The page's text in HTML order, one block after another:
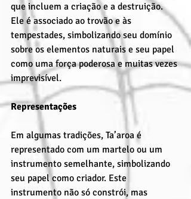
que incluem a criação e a destruição.
Ele é associado ao trovão e às
tempestades, simbolizando seu domínio
sobre os elementos naturais e seu papel
como uma força poderosa e muitas vezes
imprevisível.
Representações
Em algumas tradições, Ta’aroa é
representado com um martelo ou um
instrumento semelhante, simbolizando
seu papel como criador. Este
instrumento não só constrói, mas